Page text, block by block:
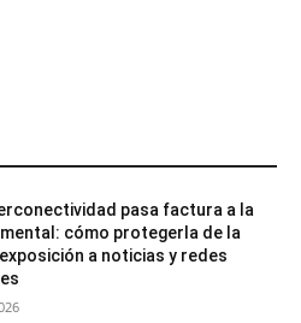
pasa factura a la
cómo protegerla de la
a noticias y redes